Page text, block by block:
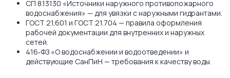
СП 8.13130 «Источники наружного противопожарного
водоснабжения» — для увязки с наружными гидрантами.
ГОСТ 21.601 и ГОСТ 21.704 — правила оформления
рабочей документации для внутренних и наружных
сетей.
416‑ФЗ «О водоснабжении и водоотведении» и
действующие СанПиН — требования к качеству воды.